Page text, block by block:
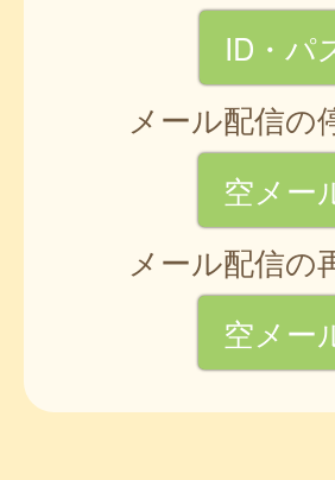
ID・パ
メール配信の
空メー
メール配信の
空メー